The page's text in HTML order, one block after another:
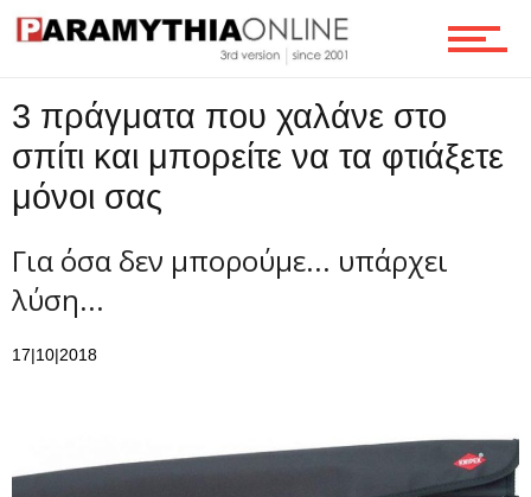
3 πράγματα που χαλάνε στο
σπίτι και μπορείτε να τα φτιάξετε
μόνοι σας
Για όσα δεν μπορούμε... υπάρχει
λύση...
17|10|2018